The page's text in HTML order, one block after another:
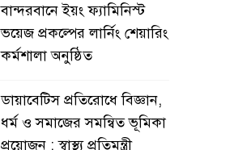
বান্দরবানে ইয়ং ফ্যামিনিস্ট
ভয়েজ প্রকল্পের লার্নিং শেয়ারিং
কর্মশালা অনুষ্ঠিত
ডায়াবেটিস প্রতিরোধে বিজ্ঞান,
ধর্ম ও সমাজের সমন্বিত ভূমিকা
প্রয়োজন : স্বাস্থ্য প্রতিমন্ত্রী